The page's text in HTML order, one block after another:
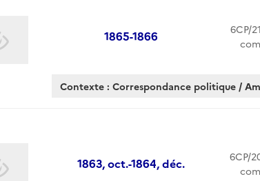
1865-1866
6CP/
Contexte : Correspondance politique /
1863, oct.-1864, déc.
6CP/